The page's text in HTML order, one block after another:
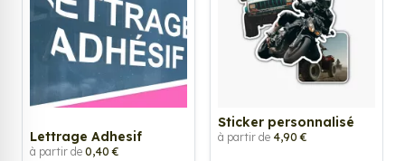
Lettrage Adhesif
à partir de 0,40 €
Sticker personnalisé
à partir de 4,90 €